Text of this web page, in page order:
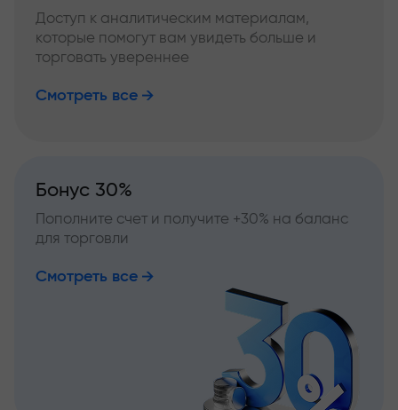
Доступ к аналитическим материалам,
которые помогут вам увидеть больше и
торговать увереннее
Смотреть все
Бонус 30%
Пополните счет и получите +30% на баланс
для торговли
Смотреть все